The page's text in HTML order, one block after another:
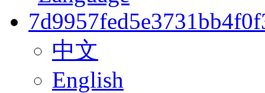
中文
English